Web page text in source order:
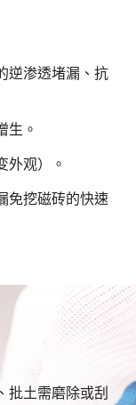
逆渗透堵漏、抗
生。
外观）。
免挖磁砖的快速
批土需磨除或刮